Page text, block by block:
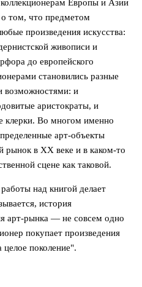
Европы и Азии
о том, что предметом
произведения искусства:
живописи и
до европейского
становились разные
возможностями: и
аристократы, и
клерки. Во многом именно
арт-объекты
рынок в XX веке и в каком-то
сцене как таковой.
над книгой делает
история
арт-рынка — не совсем одно
покупает произведения
целое поколение".